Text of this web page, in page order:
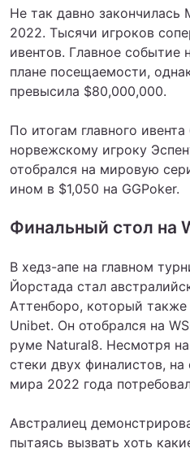
Не так давно закончилась
2022. Тысячи игроков
ивентов. Главное событие
плане посещаемости,
превысила $80,000,000.
По итогам главного
норвежскому игроку
отобрался на мировую
ином в $1,050 на GGPoker.
Финальный стол на
В хедз-апе на главном
Йорстада стал
Аттенборо, который
Unibet. Он отобрался на
руме Natural8. Несмотря
стеки двух финалистов,
мира 2022 года
Австралиец
пытаясь вызвать хоть